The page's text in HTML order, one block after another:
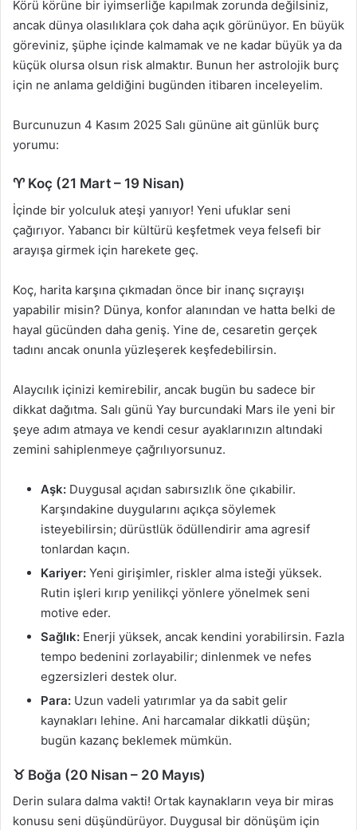
Körü körüne bir iyimserliğe kapılmak zorunda değilsiniz,
ancak dünya olasılıklara çok daha açık görünüyor. En büyük
göreviniz, şüphe içinde kalmamak ve ne kadar büyük ya da
küçük olursa olsun risk almaktır. Bunun her astrolojik burç
için ne anlama geldiğini bugünden itibaren inceleyelim.
Burcunuzun 4 Kasım 2025 Salı gününe ait günlük burç
yorumu:
♈ Koç (21 Mart – 19 Nisan)
İçinde bir yolculuk ateşi yanıyor! Yeni ufuklar seni
çağırıyor. Yabancı bir kültürü keşfetmek veya felsefi bir
arayışa girmek için harekete geç.
Koç, harita karşına çıkmadan önce bir inanç sıçrayışı
yapabilir misin? Dünya, konfor alanından ve hatta belki de
hayal gücünden daha geniş. Yine de, cesaretin gerçek
tadını ancak onunla yüzleşerek keşfedebilirsin.
Alaycılık içinizi kemirebilir, ancak bugün bu sadece bir
dikkat dağıtma. Salı günü Yay burcundaki Mars ile yeni bir
şeye adım atmaya ve kendi cesur ayaklarınızın altındaki
zemini sahiplenmeye çağrılıyorsunuz.
Aşk: Duygusal açıdan sabırsızlık öne çıkabilir.
Karşındakine duygularını açıkça söylemek
isteyebilirsin; dürüstlük ödüllendirir ama agresif
tonlardan kaçın.
Kariyer: Yeni girişimler, riskler alma isteği yüksek.
Rutin işleri kırıp yenilikçi yönlere yönelmek seni
motive eder.
Sağlık: Enerji yüksek, ancak kendini yorabilirsin. Fazla
tempo bedenini zorlayabilir; dinlenmek ve nefes
egzersizleri destek olur.
Para: Uzun vadeli yatırımlar ya da sabit gelir
kaynakları lehine. Ani harcamalar dikkatli düşün;
bugün kazanç beklemek mümkün.
♉ Boğa (20 Nisan – 20 Mayıs)
Derin sulara dalma vakti! Ortak kaynakların veya bir miras
konusu seni düşündürüyor. Duygusal bir dönüşüm için